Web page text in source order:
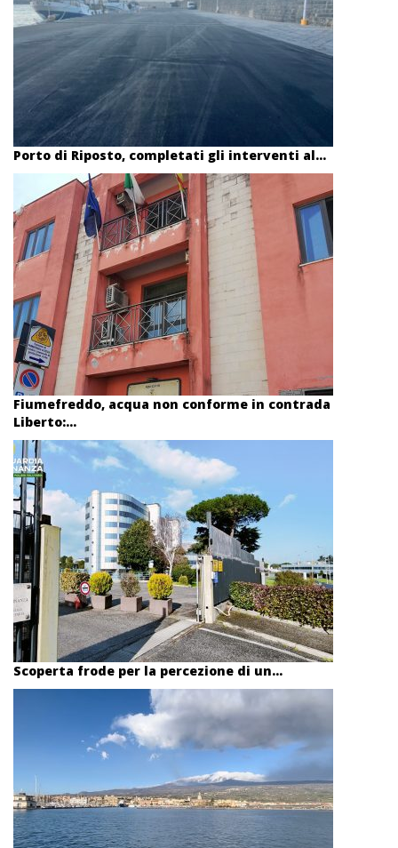
Porto di Riposto, completati gli interventi al...
Fiumefreddo, acqua non conforme in contrada
Liberto:...
Scoperta frode per la percezione di un...